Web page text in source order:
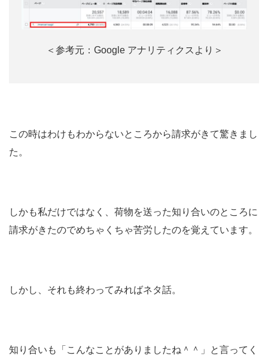
＜参考元：Google アナリティクスより＞
この時はわけもわからないところから請求がきて驚きまし
た。
しかも私だけではなく、荷物を送った知り合いのところに
請求がきたのでめちゃくちゃ苦労したのを覚えています。
しかし、それも終わってみればネタ話。
知り合いも「こんなことがありましたね＾＾」と言ってく